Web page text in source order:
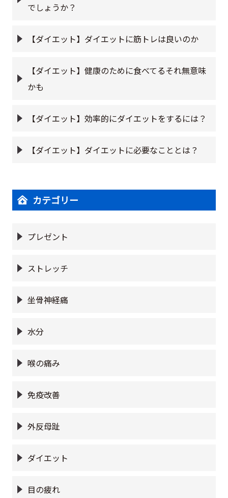
でしょうか？
【ダイエット】ダイエットに筋トレは良いのか
【ダイエット】健康のために食べてるそれ無意味
かも
【ダイエット】効率的にダイエットをするには？
【ダイエット】ダイエットに必要なこととは？
カテゴリー
プレゼント
ストレッチ
坐骨神経痛
水分
喉の痛み
免疫改善
外反母趾
ダイエット
目の疲れ